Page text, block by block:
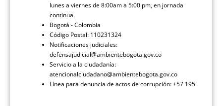
lunes a viernes de 8:00am a 5:00 pm, en jornada
continua
Bogotá - Colombia
Código Postal: 110231324
Notificaciones judiciales:
defensajudicial@ambientebogota.gov.co
Servicio a la ciudadanía:
atencionalciudadano@ambientebogota.gov.co
Línea para denuncia de actos de corrupción: +57 195